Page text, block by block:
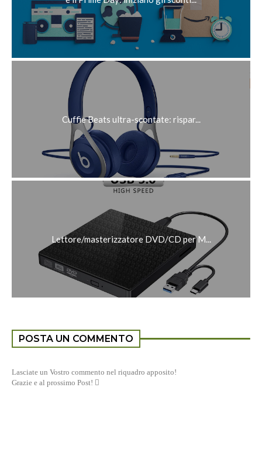
Cuffie Beats ultra-scontate: rispar...
Lettore/masterizzatore DVD/CD per M...
POSTA UN COMMENTO
Lasciate un Vostro commento nel riquadro apposito!
Grazie e al prossimo Post! 